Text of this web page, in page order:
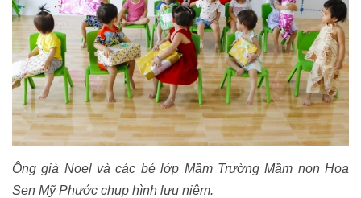
Ông già Noel và các bé lớp Mầm Trường Mầm non Hoa
Sen Mỹ Phước chụp hình lưu niệm.